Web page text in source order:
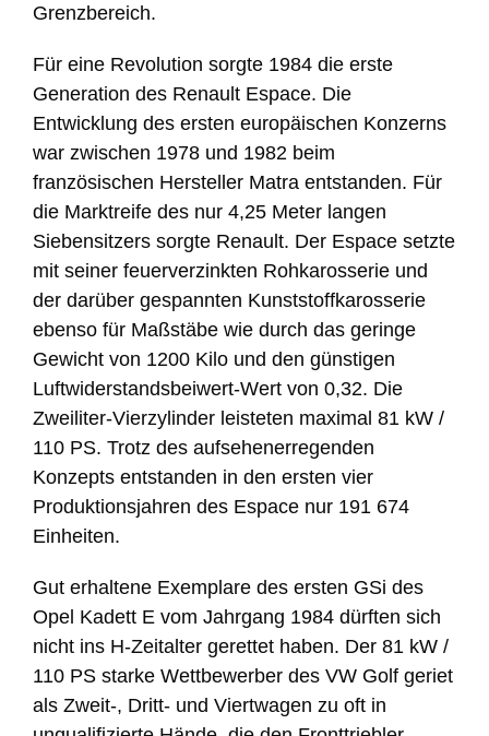
Grenzbereich.
Für eine Revolution sorgte 1984 die erste
Generation des Renault Espace. Die
Entwicklung des ersten europäischen Konzerns
war zwischen 1978 und 1982 beim
französischen Hersteller Matra entstanden. Für
die Marktreife des nur 4,25 Meter langen
Siebensitzers sorgte Renault. Der Espace setzte
mit seiner feuerverzinkten Rohkarosserie und
der darüber gespannten Kunststoffkarosserie
ebenso für Maßstäbe wie durch das geringe
Gewicht von 1200 Kilo und den günstigen
Luftwiderstandsbeiwert-Wert von 0,32. Die
Zweiliter-Vierzylinder leisteten maximal 81 kW /
110 PS. Trotz des aufsehenerregenden
Konzepts entstanden in den ersten vier
Produktionsjahren des Espace nur 191 674
Einheiten.
Gut erhaltene Exemplare des ersten GSi des
Opel Kadett E vom Jahrgang 1984 dürften sich
nicht ins H-Zeitalter gerettet haben. Der 81 kW /
110 PS starke Wettbewerber des VW Golf geriet
als Zweit-, Dritt- und Viertwagen zu oft in